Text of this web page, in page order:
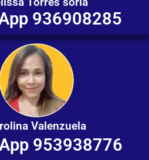
936908285
Valenzuela
953938776